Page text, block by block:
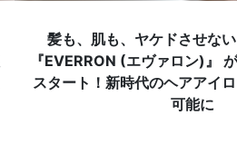
髪も、肌も、ヤケドさせな
『EVERRON (エヴァロン)』
スタート！新時代のヘアアイ
可能に